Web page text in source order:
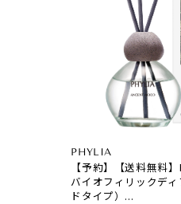
PHYLIA
【予約】【送料無料
バイオフィリックデ
ドタイプ）...